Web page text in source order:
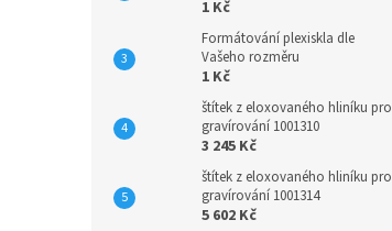
1 Kč
Formátování plexiskla dle
Vašeho rozměru
1 Kč
štítek z eloxovaného hliníku pro
gravírování 1001310
3 245 Kč
štítek z eloxovaného hliníku pro
gravírování 1001314
5 602 Kč